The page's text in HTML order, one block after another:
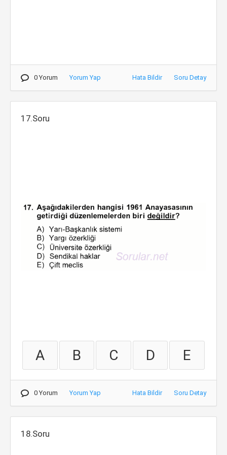
0 Yorum Yorum Yap Hata Bildir Soru Detay
17.Soru
A B C D E
0 Yorum Yorum Yap Hata Bildir Soru Detay
18.Soru